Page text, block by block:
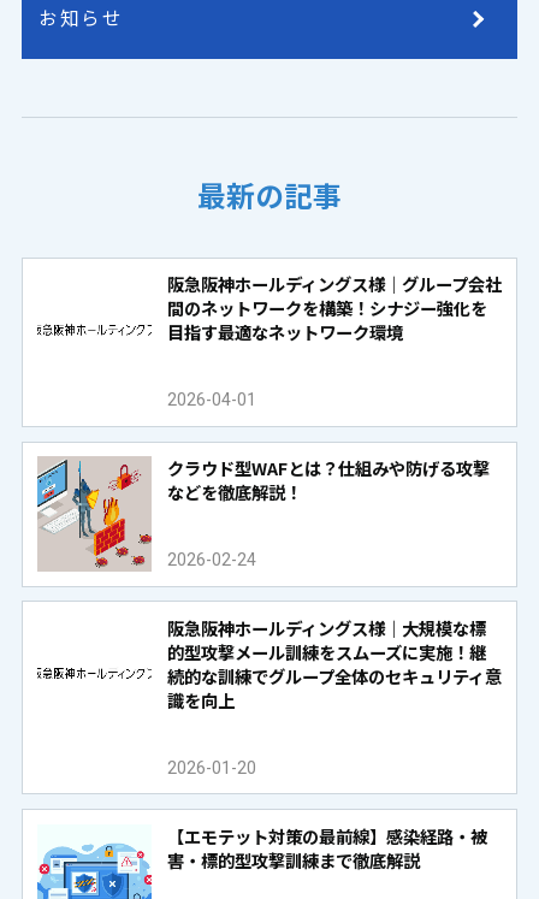
お知らせ
最新の記事
阪急阪神ホールディングス様｜グループ会社
間のネットワークを構築！シナジー強化を
目指す最適なネットワーク環境
2026-04-01
クラウド型WAFとは？仕組みや防げる攻撃
などを徹底解説！
2026-02-24
阪急阪神ホールディングス様｜大規模な標
的型攻撃メール訓練をスムーズに実施！継
続的な訓練でグループ全体のセキュリティ意
識を向上
2026-01-20
【エモテット対策の最前線】感染経路・被
害・標的型攻撃訓練まで徹底解説